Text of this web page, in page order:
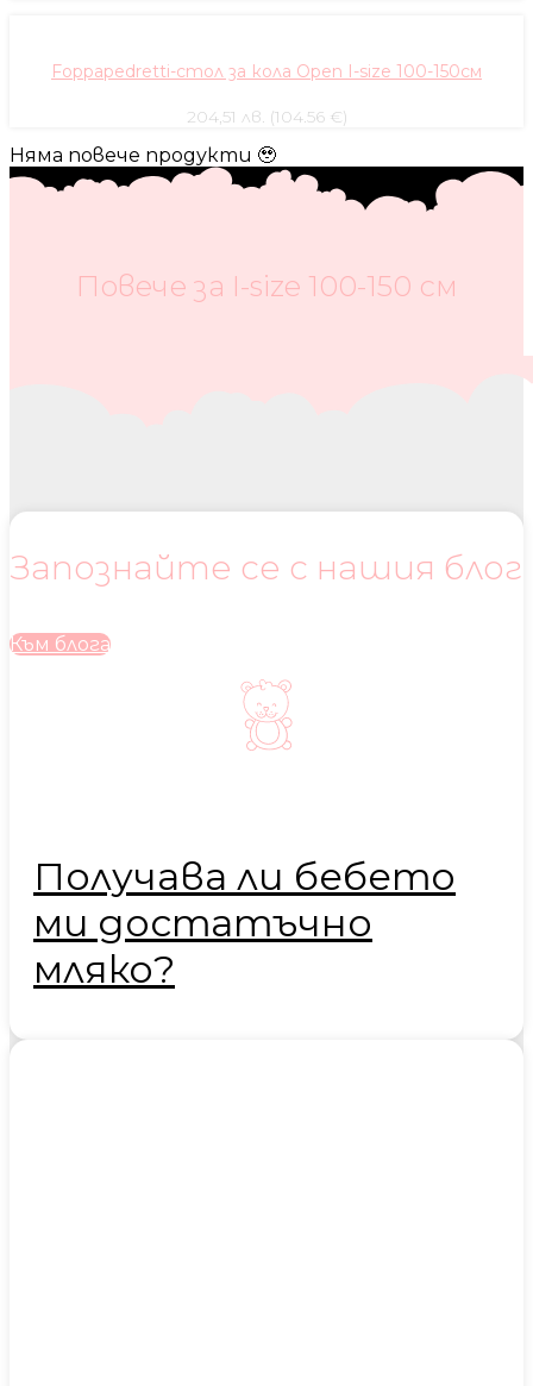
Foppapedretti-стол за кола Open I-size 100-150см
204,51 лв. (104.56 €)
Няма повече продукти 🥹
Повече за I-size 100-150 см
Запознайте се с нашия блог
Към блога
Получава ли бебето
ми достатъчно
мляко?